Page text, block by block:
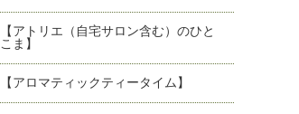
【アトリエ（自宅サロン含む）のひと
こま】
【アロマティックティータイム】